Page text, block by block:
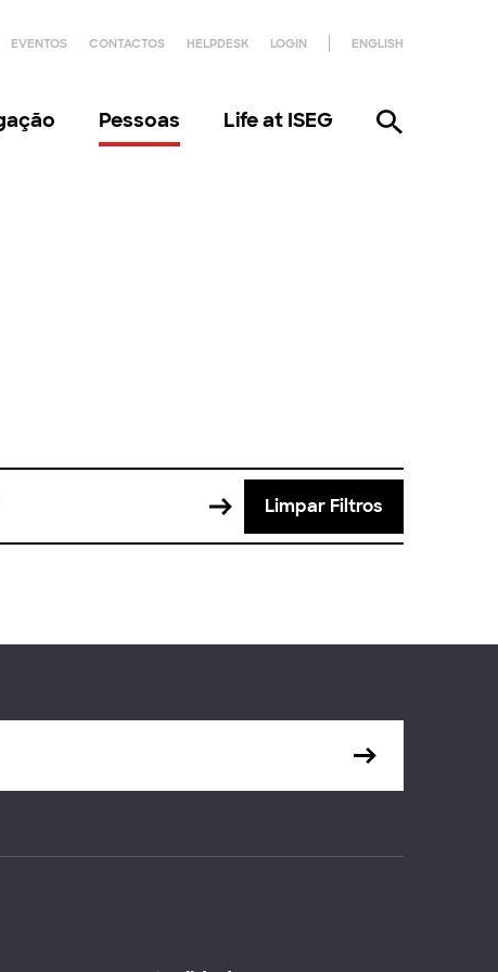
EVENTOS CONTACTOS HELPDESK LOGIN ENGLISH
Pessoas Life at ISEG
Limpar Filtros